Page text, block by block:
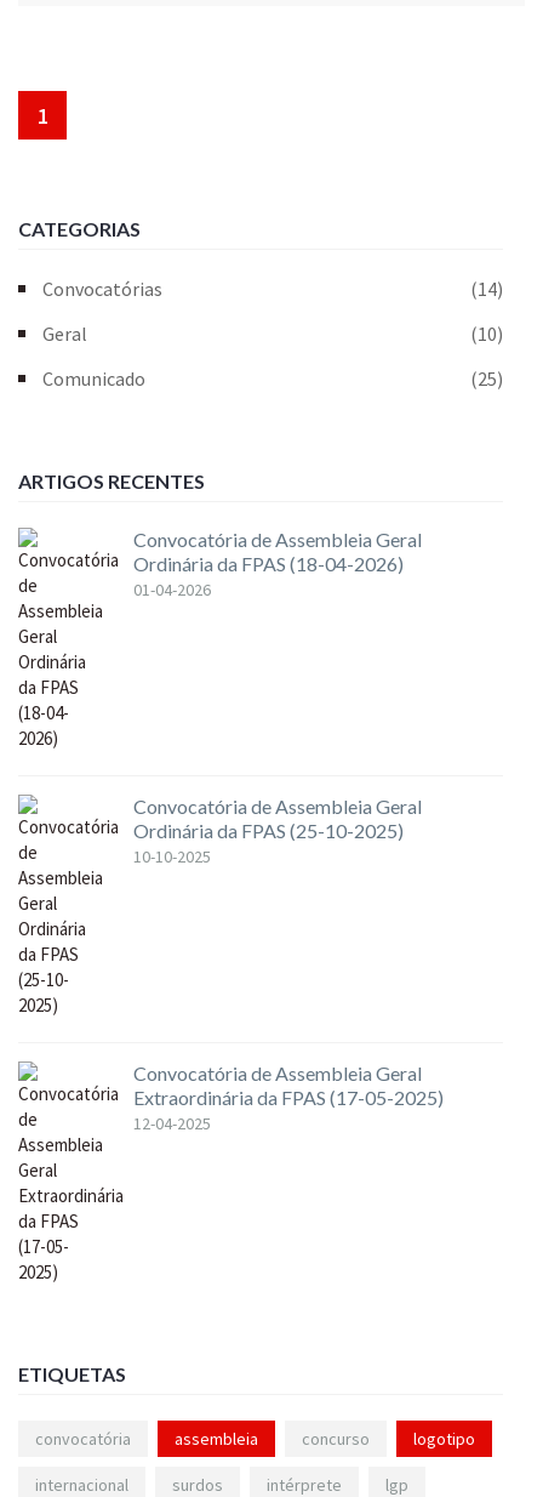
1
CATEGORIAS
Convocatórias
(14)
Geral
(10)
Comunicado
(25)
ARTIGOS RECENTES
Convocatória de Assembleia Geral
Ordinária da FPAS (18-04-2026)
01-04-2026
Convocatória de Assembleia Geral
Ordinária da FPAS (25-10-2025)
10-10-2025
Convocatória de Assembleia Geral
Extraordinária da FPAS (17-05-2025)
12-04-2025
ETIQUETAS
convocatória assembleia concurso logotipo
internacional surdos intérprete lgp